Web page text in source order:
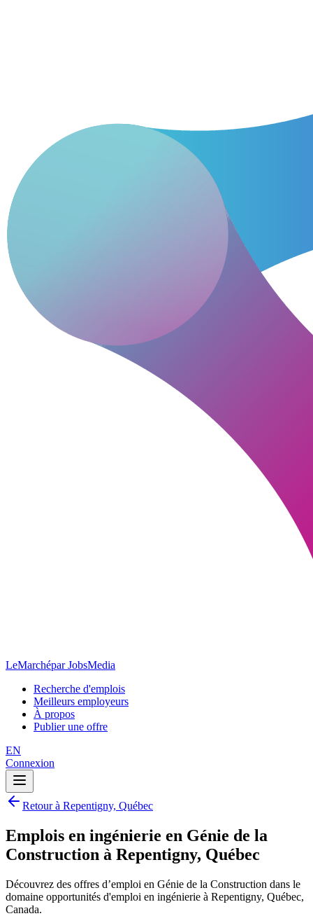
LeMarchépar JobsMedia
Recherche d'emplois
Meilleurs employeurs
À propos
Publier une offre
EN
Connexion
Retour à Repentigny, Québec
Emplois en ingénierie en Génie de la
Construction à Repentigny, Québec
Découvrez des offres d’emploi en Génie de la Construction dans le
domaine opportunités d'emploi en ingénierie à Repentigny, Québec,
Canada.